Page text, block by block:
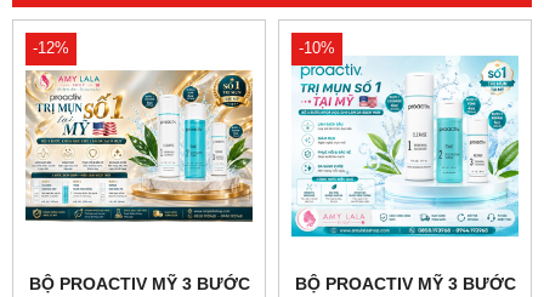
-12%
BỘ PROACTIV MỸ 3 BƯỚC
-10%
BỘ PROACTIV MỸ 3 BƯỚC